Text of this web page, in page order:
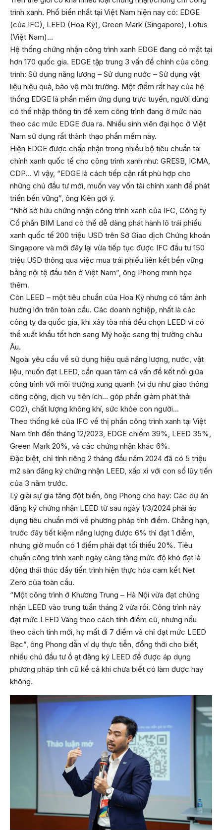
trình xanh. Phổ biến nhất tại Việt Nam hiện nay có: EDGE
(của IFC), LEED (Hoa Kỳ), Green Mark (Singapore), Lotus
(Việt Nam)…
Hệ thống chứng nhận công trình xanh EDGE đang có mặt tại
hơn 170 quốc gia. EDGE tập trung 3 vấn đề chính của công
trình: Sử dụng năng lượng – Sử dụng nước – Sử dụng vật
liệu hiệu quả, bảo vệ môi trường. Một điểm rất hay của hệ
thống EDGE là phần mềm ứng dụng trực tuyến, người dùng
có thể nhập thông tin để xem công trình đang ở mức nào
theo các mức EDGE đưa ra. Nhiều sinh viên đại học ở Việt
Nam sử dụng rất thành thạo phần mềm này.
Hiện EDGE được chấp nhận trong nhiều bộ tiêu chuẩn tài
chính xanh quốc tế cho công trình xanh như: GRESB, ICMA,
CDP… Vì vậy, “EDGE là cách tiếp cận rất phù hợp cho
những chủ đầu tư mới, muốn vay vốn tài chính xanh để phát
triển bền vững”, ông Kiên gợi ý.
“Nhờ sở hữu chứng nhận công trình xanh của IFC, Công ty
Cổ phần BIM Land có thể dễ dàng phát hành lô trái phiếu
xanh quốc tế 200 triệu USD trên Sở Giao dịch Chứng khoán
Singapore và mới đây lại vừa tiếp tục được IFC đầu tư 150
triệu USD thông qua việc mua trái phiếu liên kết bền vững
bằng nội tệ đầu tiên ở Việt Nam”, ông Phong minh họa
thêm.
Còn LEED – một tiêu chuẩn của Hoa Kỳ nhưng có tầm ảnh
hưởng lớn trên toàn cầu. Các doanh nghiệp, nhất là các
công ty đa quốc gia, khi xây tòa nhà đều chọn LEED vì có
thể xuất khẩu tốt hơn sang Mỹ hoặc sang thị trường châu
Âu.
Ngoài yêu cầu về sử dụng hiệu quả năng lượng, nước, vật
liệu, muốn đạt LEED, cần quan tâm cả vấn đề kết nối giữa
công trình với môi trường xung quanh (ví dụ như giao thông
công cộng, dịch vụ tiện ích… góp phần giảm phát thải
CO2), chất lượng không khí, sức khỏe con người…
Theo thống kê của IFC về thị phần công trình xanh tại Việt
Nam tính đến tháng 12/2023, EDGE chiếm 39%, LEED 35%,
Green Mark 20%, và các chứng nhận khác 6%.
Đặc biệt, chỉ tính riêng 2 tháng đầu năm 2024 đã có 5 triệu
m2 sàn đăng ký chứng nhận LEED, xấp xỉ với con số lũy tiến
của 3 năm trước.
Lý giải sự gia tăng đột biến, ông Phong cho hay: Các dự án
đăng ký chứng nhận LEED từ sau ngày 1/3/2024 phải áp
dụng tiêu chuẩn mới về phương pháp tính điểm. Chẳng hạn,
trước đây tiết kiệm năng lượng được 6% thì đạt 1 điểm,
nhưng giờ muốn có 1 điểm phải đạt tối thiểu 20%. Tiêu
chuẩn công trình xanh ngày càng tăng mức độ khó đạt là
động thái thúc đẩy tiến trình hiện thực hóa cam kết Net
Zero của toàn cầu.
“Một công trình ở Khương Trung – Hà Nội vừa đạt chứng
nhận LEED vào trung tuần tháng 2 vừa rồi. Công trình này
đạt mức LEED Vàng theo cách tính điểm cũ, nhưng nếu
theo cách tính mới, họ mất đi 7 điểm và chỉ đạt mức LEED
Bạc”, ông Phong dẫn ví dụ thực tiễn, đồng thời cho biết,
nhiều chủ đầu tư ồ ạt đăng ký LEED để được áp dụng
phương pháp tính cũ kể cả khi chưa biết có làm được hay
không.